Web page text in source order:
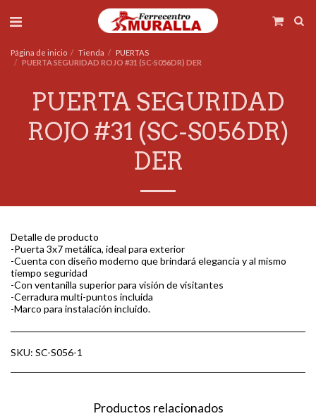
Página de inicio Tienda
PUERTAS
PUERTA SEGURIDAD ROJO #31 (SC-S056DR) DER
PUERTA SEGURIDAD
ROJO #31 (SC-S056DR)
DER
Detalle de producto
-Puerta 3x7 metálica, ideal para exterior
-Cuenta con diseño moderno que brindará elegancia y al mismo
tiempo seguridad
-Con ventanilla superior para visión de visitantes
-Cerradura multi-puntos incluida
-Marco para instalación incluido.
SKU: SC-S056-1
Productos relacionados